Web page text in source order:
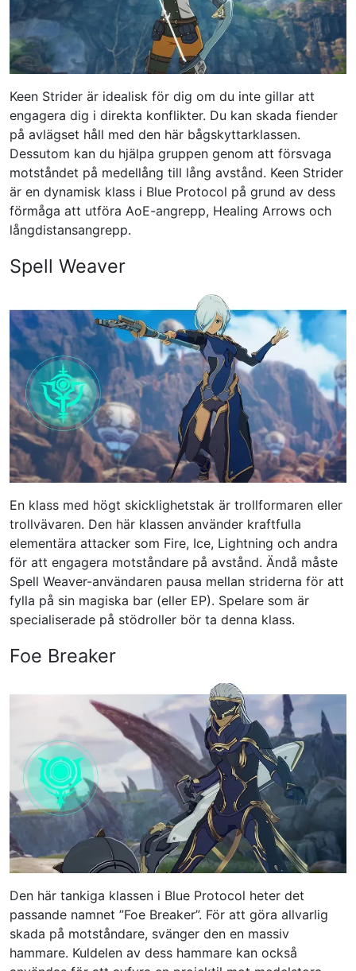
Keen Strider är idealisk för dig om du inte gillar att
engagera dig i direkta konflikter. Du kan skada fiender
på avlägset håll med den här bågskyttarklassen.
Dessutom kan du hjälpa gruppen genom att försvaga
motståndet på medellång till lång avstånd. Keen Strider
är en dynamisk klass i Blue Protocol på grund av dess
förmåga att utföra AoE-angrepp, Healing Arrows och
långdistansangrepp.
Spell Weaver
En klass med högt skicklighetstak är trollformaren eller
trollvävaren. Den här klassen använder kraftfulla
elementära attacker som Fire, Ice, Lightning och andra
för att engagera motståndare på avstånd. Ändå måste
Spell Weaver-användaren pausa mellan striderna för att
fylla på sin magiska bar (eller EP). Spelare som är
specialiserade på stödroller bör ta denna klass.
Foe Breaker
Den här tankiga klassen i Blue Protocol heter det
passande namnet ”Foe Breaker”. För att göra allvarlig
skada på motståndare, svänger den en massiv
hammare. Kuldelen av dess hammare kan också